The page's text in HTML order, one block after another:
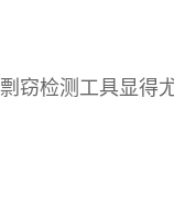
窃检测工具显得